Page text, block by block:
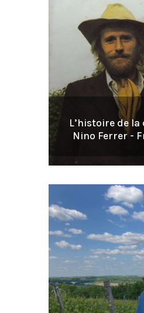
L’histoire de la
Nino Ferrer -